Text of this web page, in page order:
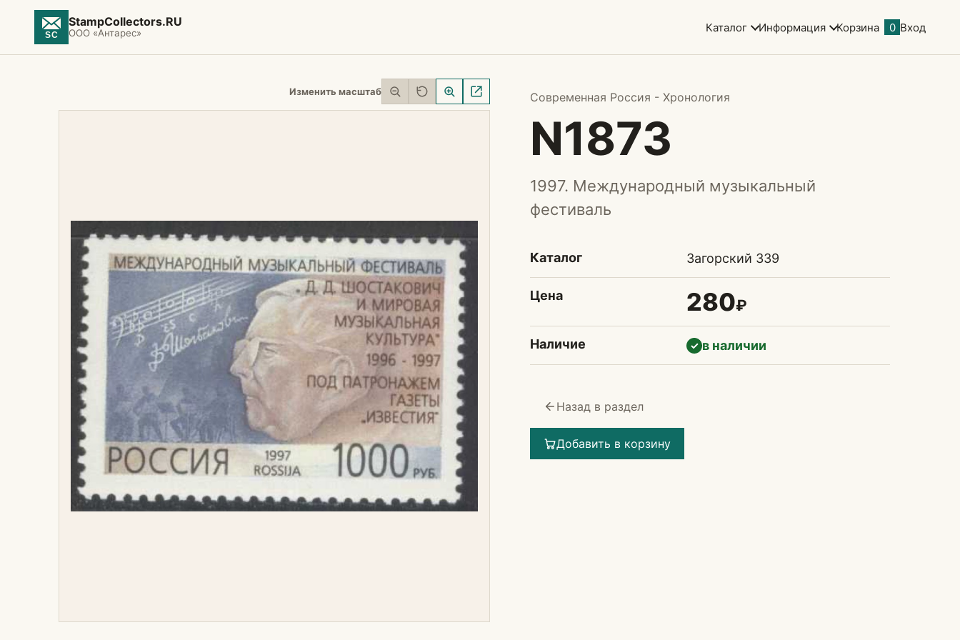
StampCollectors.RU
ООО «Антарес» Каталог Информация Корзина 0 Вход
Изменить масштаб Современная Россия - Хронология
N1873
1997. Международный музыкальный
фестиваль
Каталог Загорский 339
Цена 280₽
Наличие ✓ в наличии
Назад в раздел
Добавить в корзину